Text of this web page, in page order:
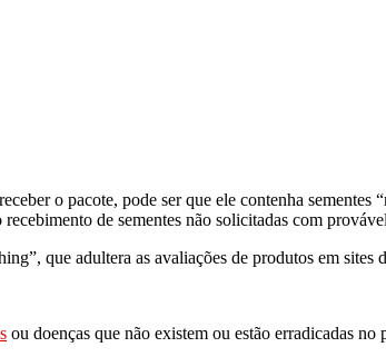
o pacote, pode ser que ele contenha
de sementes não solicitadas com
que adultera as avaliações de produtos em sites
ou doenças que não existem ou estão erradicadas